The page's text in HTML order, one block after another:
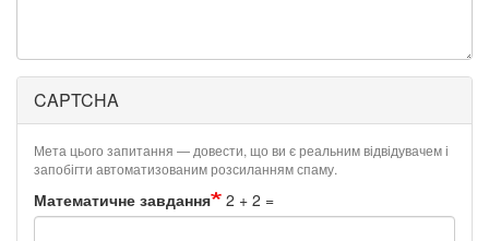
CAPTCHA
Мета цього запитання — довести, що ви є реальним відвідувачем і
запобігти автоматизованим розсиланням спаму.
Математичне завдання 2 + 2 =